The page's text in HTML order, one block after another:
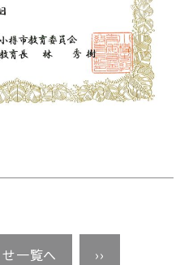
一覧へ ››